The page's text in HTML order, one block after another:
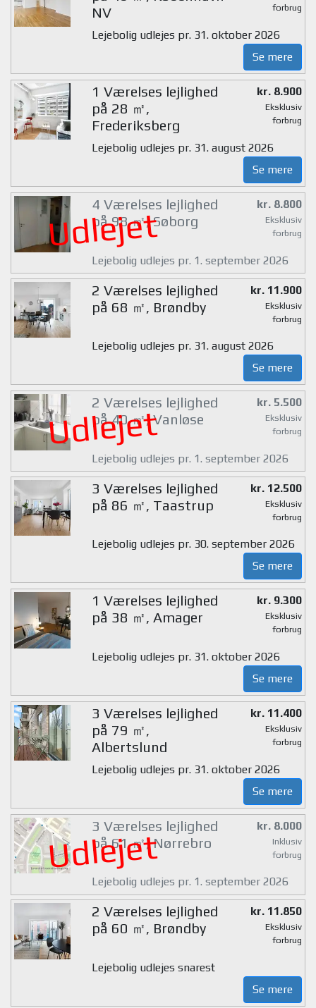
NV
forbrug
Lejebolig udlejes pr. 31. oktober 2026
Se mere
1 Værelses lejlighed
på 28 ㎡,
Frederiksberg
kr. 8.900
Eksklusiv
forbrug
Lejebolig udlejes pr. 31. august 2026
Se mere
Udlejet
4 Værelses lejlighed
på 98 ㎡, Søborg
kr. 8.800
Eksklusiv
forbrug
Lejebolig udlejes pr. 1. september 2026
2 Værelses lejlighed
på 68 ㎡, Brøndby
kr. 11.900
Eksklusiv
forbrug
Lejebolig udlejes pr. 31. august 2026
Se mere
Udlejet
2 Værelses lejlighed
på 40 ㎡, Vanløse
kr. 5.500
Eksklusiv
forbrug
Lejebolig udlejes pr. 1. september 2026
3 Værelses lejlighed
på 86 ㎡, Taastrup
kr. 12.500
Eksklusiv
forbrug
Lejebolig udlejes pr. 30. september 2026
Se mere
1 Værelses lejlighed
på 38 ㎡, Amager
kr. 9.300
Eksklusiv
forbrug
Lejebolig udlejes pr. 31. oktober 2026
Se mere
3 Værelses lejlighed
på 79 ㎡,
Albertslund
kr. 11.400
Eksklusiv
forbrug
Lejebolig udlejes pr. 31. oktober 2026
Se mere
Udlejet
3 Værelses lejlighed
på 61 ㎡, Nørrebro
kr. 8.000
Inklusiv
forbrug
Lejebolig udlejes pr. 1. september 2026
2 Værelses lejlighed
på 60 ㎡, Brøndby
kr. 11.850
Eksklusiv
forbrug
Lejebolig udlejes snarest
Se mere